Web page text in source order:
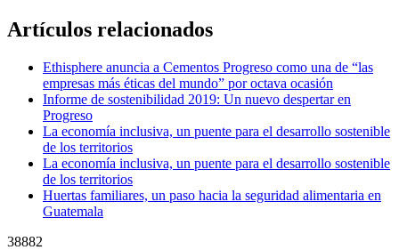
Artículos relacionados
Ethisphere anuncia a Cementos Progreso como una de “las
empresas más éticas del mundo” por octava ocasión
Informe de sostenibilidad 2019: Un nuevo despertar en
Progreso
La economía inclusiva, un puente para el desarrollo sostenible
de los territorios
La economía inclusiva, un puente para el desarrollo sostenible
de los territorios
Huertas familiares, un paso hacia la seguridad alimentaria en
Guatemala
38882